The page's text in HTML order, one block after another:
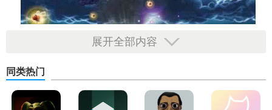
展开全部内容
同类热门